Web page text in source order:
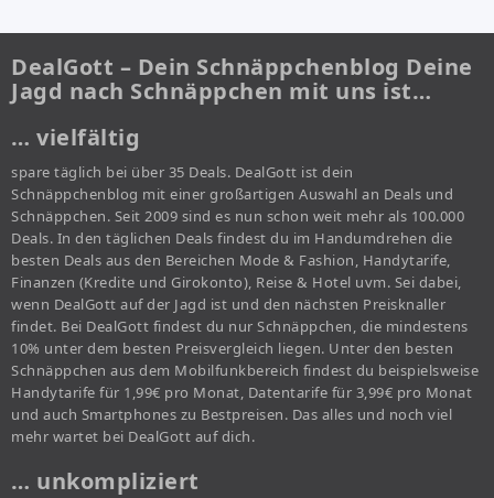
DealGott – Dein Schnäppchenblog Deine
Jagd nach Schnäppchen mit uns ist…
… vielfältig
spare täglich bei über 35 Deals. DealGott ist dein
Schnäppchenblog mit einer großartigen Auswahl an Deals und
Schnäppchen. Seit 2009 sind es nun schon weit mehr als 100.000
Deals. In den täglichen Deals findest du im Handumdrehen die
besten Deals aus den Bereichen Mode & Fashion, Handytarife,
Finanzen (Kredite und Girokonto), Reise & Hotel uvm. Sei dabei,
wenn DealGott auf der Jagd ist und den nächsten Preisknaller
findet. Bei DealGott findest du nur Schnäppchen, die mindestens
10% unter dem besten Preisvergleich liegen. Unter den besten
Schnäppchen aus dem Mobilfunkbereich findest du beispielsweise
Handytarife für 1,99€ pro Monat, Datentarife für 3,99€ pro Monat
und auch Smartphones zu Bestpreisen. Das alles und noch viel
mehr wartet bei DealGott auf dich.
… unkompliziert